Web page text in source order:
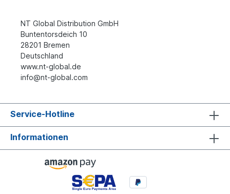
NT Global Distribution GmbH
Buntentorsdeich 10
28201 Bremen
Deutschland
www.nt-global.de
info@nt-global.com
Service-Hotline
Informationen